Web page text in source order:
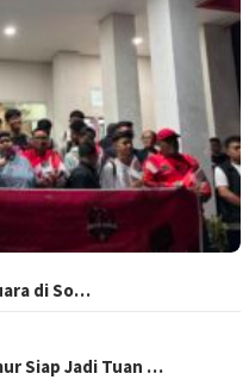
di So…
Siap Jadi Tuan …